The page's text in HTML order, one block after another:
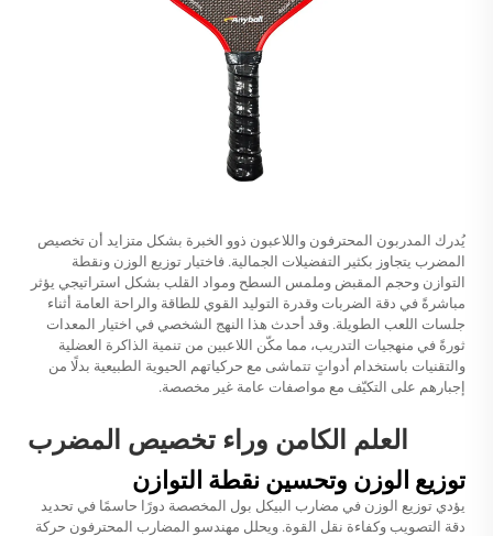
يُدرك المدربون المحترفون واللاعبون ذوو الخبرة بشكل متزايد أن تخصيص
المضرب يتجاوز بكثير التفضيلات الجمالية. فاختيار توزيع الوزن ونقطة
التوازن وحجم المقبض وملمس السطح ومواد القلب بشكل استراتيجي يؤثر
مباشرةً في دقة الضربات وقدرة التوليد القوي للطاقة والراحة العامة أثناء
جلسات اللعب الطويلة. وقد أحدث هذا النهج الشخصي في اختيار المعدات
ثورةً في منهجيات التدريب، مما مكّن اللاعبين من تنمية الذاكرة العضلية
والتقنيات باستخدام أدواتٍ تتماشى مع حركياتهم الحيوية الطبيعية بدلًا من
إجبارهم على التكيّف مع مواصفات عامة غير مخصصة.
العلم الكامن وراء تخصيص المضرب
توزيع الوزن وتحسين نقطة التوازن
يؤدي توزيع الوزن في مضارب البيكل بول المخصصة دورًا حاسمًا في تحديد
دقة التصويب وكفاءة نقل القوة. ويحلل مهندسو المضارب المحترفون حركة